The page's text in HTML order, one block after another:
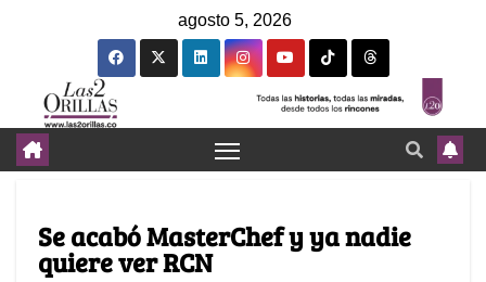
agosto 5, 2026
Se acabó MasterChef y ya nadie
quiere ver RCN